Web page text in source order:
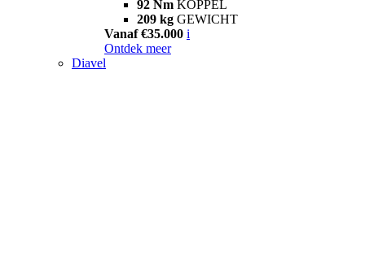
92 Nm KOPPEL
209 kg GEWICHT
Vanaf €35.000 i
Ontdek meer
Diavel